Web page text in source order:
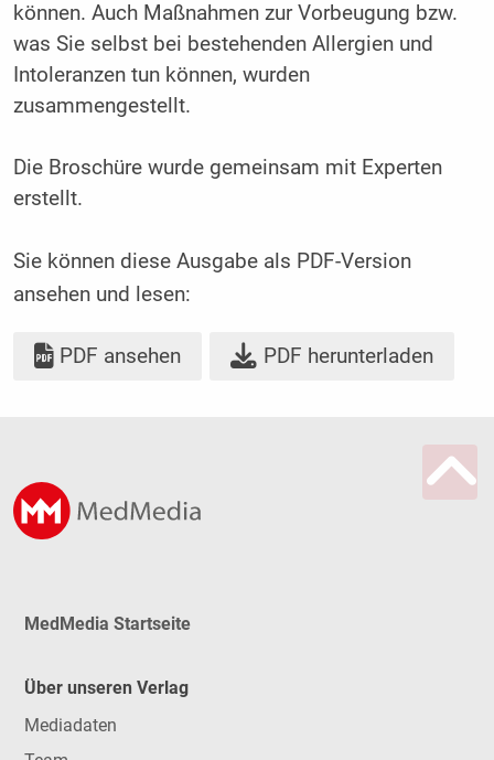
können. Auch Maßnahmen zur Vorbeugung bzw.
was Sie selbst bei bestehenden Allergien und
Intoleranzen tun können, wurden
zusammengestellt.
Die Broschüre wurde gemeinsam mit Experten
erstellt.
Sie können diese Ausgabe als PDF-Version
ansehen und lesen:
PDF ansehen PDF herunterladen
MedMedia Startseite
Über unseren Verlag
Mediadaten